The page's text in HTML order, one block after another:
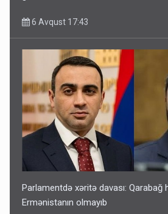
6 Avqust 17:43
Parlamentdə xəritə davası: Qarabağ
Ermənistanın olmayıb